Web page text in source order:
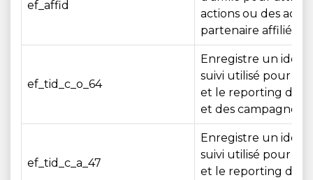
ef_affid
actions ou des
partenaire affilié.
ef_tid_c_o_64
Enregistre un
suivi utilisé pour
et le reporting des
et des campagnes
ef_tid_c_a_47
Enregistre un
suivi utilisé pour
et le reporting des